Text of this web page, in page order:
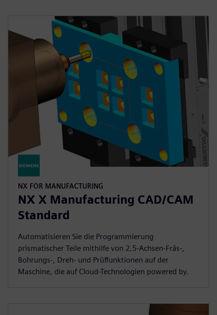
NX FOR MANUFACTURING
NX X Manufacturing CAD/CAM
Standard
Automatisieren Sie die Programmierung
prismatischer Teile mithilfe von 2,5-Achsen-Fräs-,
Bohrungs-, Dreh- und Prüffunktionen auf der
Maschine, die auf Cloud-Technologien powered by.